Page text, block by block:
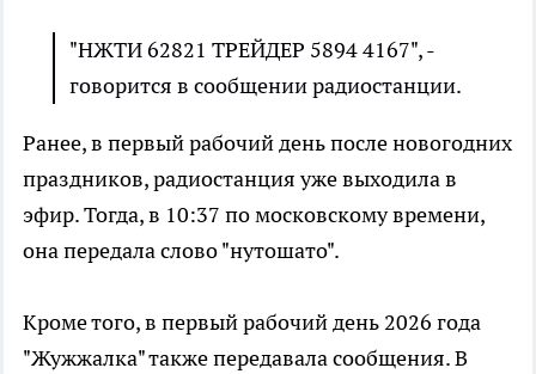
"НЖТИ 62821 ТРЕЙДЕР 5894 4167", -
говорится в сообщении радиостанции.
Ранее, в первый рабочий день после новогодних
праздников, радиостанция уже выходила в
эфир. Тогда, в 10:37 по московскому времени,
она передала слово "нутошато".
Кроме того, в первый рабочий день 2026 года
"Жужжалка" также передавала сообщения. В